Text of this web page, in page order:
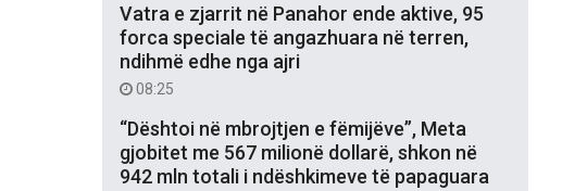
Vatra e zjarrit në Panahor ende aktive, 95
forca speciale të angazhuara në terren,
ndihmë edhe nga ajri
08:25
“Dështoi në mbrojtjen e fëmijëve”, Meta
gjobitet me 567 milionë dollarë, shkon në
942 mln totali i ndëshkimeve të papaguara